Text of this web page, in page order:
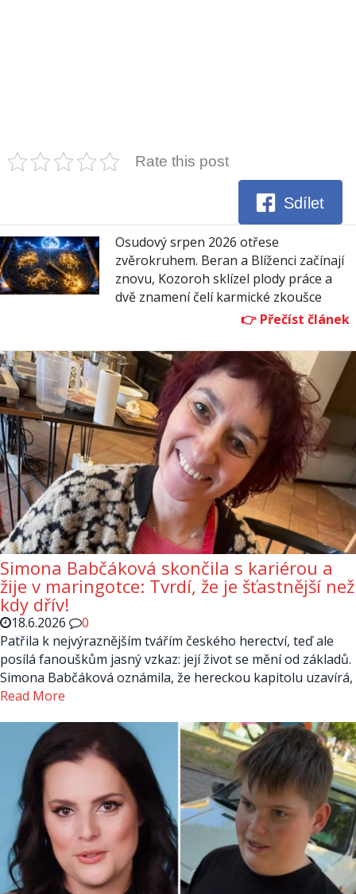
Rate this post
Sdílet
Osudový srpen 2026 otřese
zvěrokruhem. Beran a Blíženci začínají
znovu, Kozoroh sklízel plody práce a
dvě znamení čelí karmické zkoušce
Simona Babčáková skončila s kariérou a
žije v maringotce: Tvrdí, že je šťastnější než
kdy dřív!
18.6.2026
0
Patřila k nejvýraznějším tvářím českého herectví, teď ale
posílá fanouškům jasný vzkaz: její život se mění od základů.
Simona Babčáková oznámila, že hereckou kapitolu uzavírá,
Read More